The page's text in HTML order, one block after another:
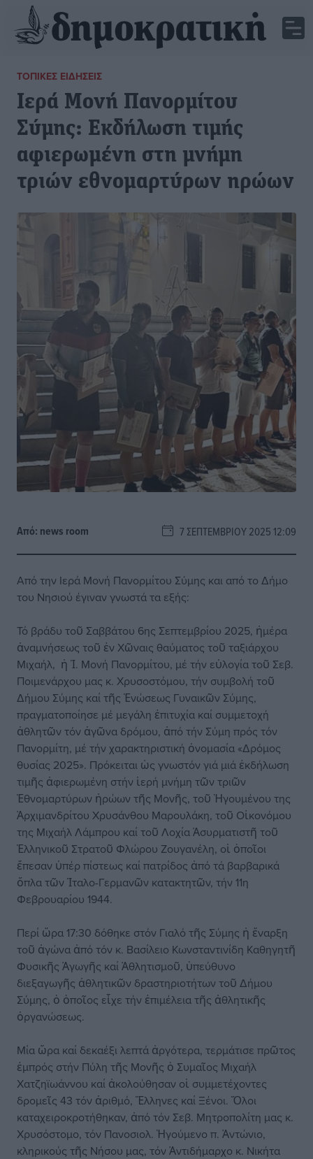
ΤΟΠΙΚΈΣ ΕΙΔΉΣΕΙΣ
Ιερά Μονή Πανορμίτου
Σύμης: Εκδήλωση τιμής
αφιερωμένη στη μνήμη
τριών εθνομαρτύρων ηρώων
Από: news room 7 ΣΕΠΤΕΜΒΡΊΟΥ 2025 12:09
Από την Ιερά Μονή Πανορμίτου Σύμης και από το Δήμο
του Νησιού έγιναν γνωστά τα εξής:
Τό βράδυ τοῦ Σαββάτου 6ης Σεπτεμβρίου 2025, ἡμέρα
ἀναμνήσεως τοῦ ἐν Χῶναις θαύματος τοῦ ταξιάρχου
Μιχαήλ, ἡ Ἱ. Μονή Πανορμίτου, μέ τήν εὐλογία τοῦ Σεβ.
Ποιμενάρχου μας κ. Χρυσοστόμου, τήν συμβολή τοῦ
Δήμου Σύμης καί τῆς Ἑνώσεως Γυναικῶν Σύμης,
πραγματοποίησε μέ μεγάλη ἐπιτυχία καί συμμετοχή
ἀθλητῶν τόν ἀγῶνα δρόμου, ἀπό τήν Σύμη πρός τόν
Πανορμίτη, μέ τήν χαρακτηριστική ὀνομασία «Δρόμος
θυσίας 2025». Πρόκειται ὡς γνωστόν γιά μιά ἐκδήλωση
τιμῆς ἀφιερωμένη στήν ἱερή μνήμη τῶν τριῶν
Ἐθνομαρτύρων ἡρώων τῆς Μονῆς, τοῦ Ἡγουμένου της
Ἀρχιμανδρίτου Χρυσάνθου Μαρουλάκη, τοῦ Οἰκονόμου
της Μιχαήλ Λάμπρου καί τοῦ Λοχία Ἀσυρματιστῆ τοῦ
Ἑλληνικοῦ Στρατοῦ Φλώρου Ζουγανέλη, οἱ ὁποῖοι
ἔπεσαν ὑπέρ πίστεως καί πατρίδος ἀπό τά βαρβαρικά
ὅπλα τῶν Ἰταλο-Γερμανῶν κατακτητῶν, τήν 11η
Φεβρουαρίου 1944.
Περί ὥρα 17:30 δόθηκε στόν Γιαλό τῆς Σύμης ἡ ἔναρξη
τοῦ ἀγώνα ἀπό τόν κ. Βασίλειο Κωνσταντινίδη Καθηγητῆ
Φυσικῆς Ἀγωγῆς καί Ἀθλητισμοῦ, ὑπεύθυνο
διεξαγωγῆς ἀθλητικῶν δραστηριοτήτων τοῦ Δήμου
Σύμης, ὁ ὁποῖος εἶχε τήν ἐπιμέλεια τῆς ἀθλητικῆς
ὀργανώσεως.
Μία ὥρα καί δεκαέξι λεπτά ἀργότερα, τερμάτισε πρῶτος
ἐμπρός στήν Πύλη τῆς Μονῆς ὁ Συμαῖος Μιχαήλ
Χατζηϊωάννου καί ἀκολούθησαν οἱ συμμετέχοντες
δρομεῖς 43 τόν ἀριθμό, Ἕλληνες καί Ξένοι. Ὅλοι
καταχειροκροτήθηκαν, ἀπό τόν Σεβ. Μητροπολίτη μας κ.
Χρυσόστομο, τόν Πανοσιολ. Ἡγούμενο π. Ἀντώνιο,
κληρικούς τῆς Νήσου μας, τόν Ἀντιδήμαρχο κ. Νικήτα